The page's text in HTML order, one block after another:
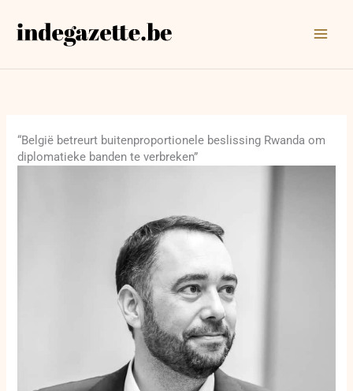
naar
“België betreurt buitenproportionele beslissing Rwanda om
diplomatieke banden te verbreken”